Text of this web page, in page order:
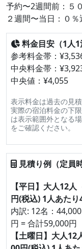
予約〜2週間前：５
２週間〜当日：０％
料金目安（1人
参考料金帯：
中央料金帯：
中央値：¥4,055
表示料金は過去の見
実際の宿泊料金の下
は表示範囲外となる
をご確認ください。
見積り例（定員
【平日】大人12
円(税込) 1人あた
内訳: 12名：
円 = 合計59,000円
【土曜日】大人